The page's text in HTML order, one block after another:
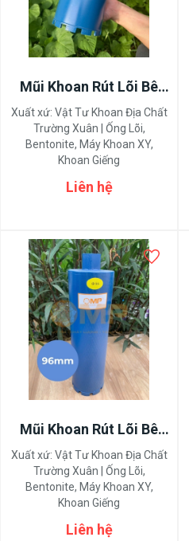
Mũi Khoan Rút Lõi Bê
Tông 89mm
Xuất xứ: Vật Tư Khoan Địa Chất
Trường Xuân | Ống Lõi,
Bentonite, Máy Khoan XY,
Khoan Giếng
Liên hệ
Mũi Khoan Rút Lõi Bê
Tông 96mm
Xuất xứ: Vật Tư Khoan Địa Chất
Trường Xuân | Ống Lõi,
Bentonite, Máy Khoan XY,
Khoan Giếng
Liên hệ